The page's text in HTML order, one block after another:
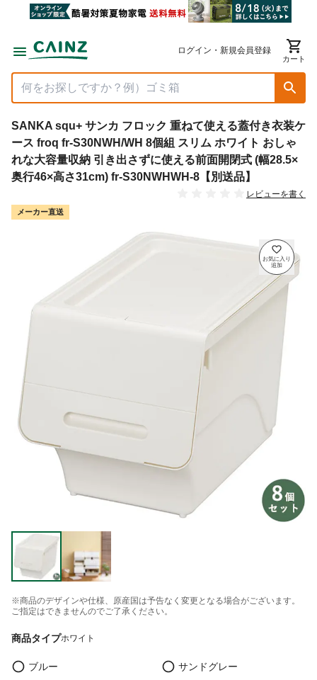
ログイン・新規会員登録
カート
SANKA squ+ サンカ フロック 重ねて使える蓋付き衣装ケ
ース froq fr-S30NWH/WH 8個組 スリム ホワイト おしゃ
れな大容量収納 引き出さずに使える前面開閉式 (幅28.5×
奥行46×高さ31cm) fr-S30NWHWH-8【別送品】
レビューを書く
メーカー直送
※商品のデザインや仕様、原産国は予告なく変更となる場合がございます。
ご指定はできませんのでご了承ください。
商品タイプホワイト
ブルー
サンドグレー